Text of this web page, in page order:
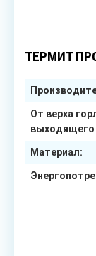
ТЕРМИТ
От верха
выходящего
Материал: